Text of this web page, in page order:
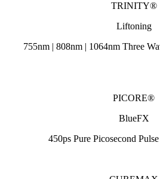
TRINITY®
Liftoning
755nm | 808nm | 1064nm Three
PICORE®
BlueFX
450ps Pure Picosecond